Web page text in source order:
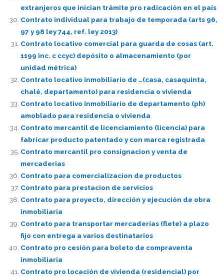
extranjeros que inician trámite pro radicación en el país
Contrato individual para trabajo de temporada (arts 96,
97 y 98 ley 744, ref. ley 2013)
Contrato locativo comercial para guarda de cosas (art.
1199 inc. c ccyc) depósito o almacenamiento (por
unidad métrica)
Contrato locativo inmobiliario de …(casa, casaquinta,
chalé, departamento) para residencia o vivienda
Contrato locativo inmobiliario de departamento (ph)
amoblado para residencia o vivienda
Contrato mercantil de licenciamiento (licencia) para
fabricar producto patentado y con marca registrada
Contrato mercantil pro consignacion y venta de
mercaderias
Contrato para comercializacion de productos
Contrato para prestacion de servicios
Contrato para proyecto, dirección y ejecución de obra
inmobiliaria
Contrato para transportar mercaderías (flete) a plazo
fijo con entrega a varios destinatarios
Contrato pro cesión para boleto de compraventa
inmobiliaria
Contrato pro locación de vivienda (residencial) por